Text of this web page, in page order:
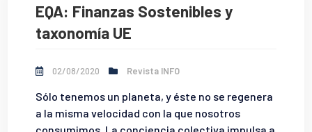
EQA: Finanzas Sostenibles y
taxonomía UE
02/08/2020 Revista INFO
Sólo tenemos un planeta, y éste no se regenera
a la misma velocidad con la que nosotros